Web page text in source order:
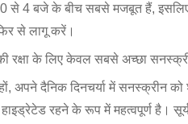
से 4 बजे के बीच सबसे मजबूत हैं,
से लागू करें।
रक्षा के लिए केवल सबसे अच्छा
अपने दैनिक दिनचर्या में सनस्क्रीन
रहने के रूप में महत्वपूर्ण है।